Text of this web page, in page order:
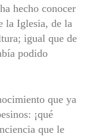
hecho conocer
la Iglesia, de la
igual que de
podido
que ya
¡qué
que le